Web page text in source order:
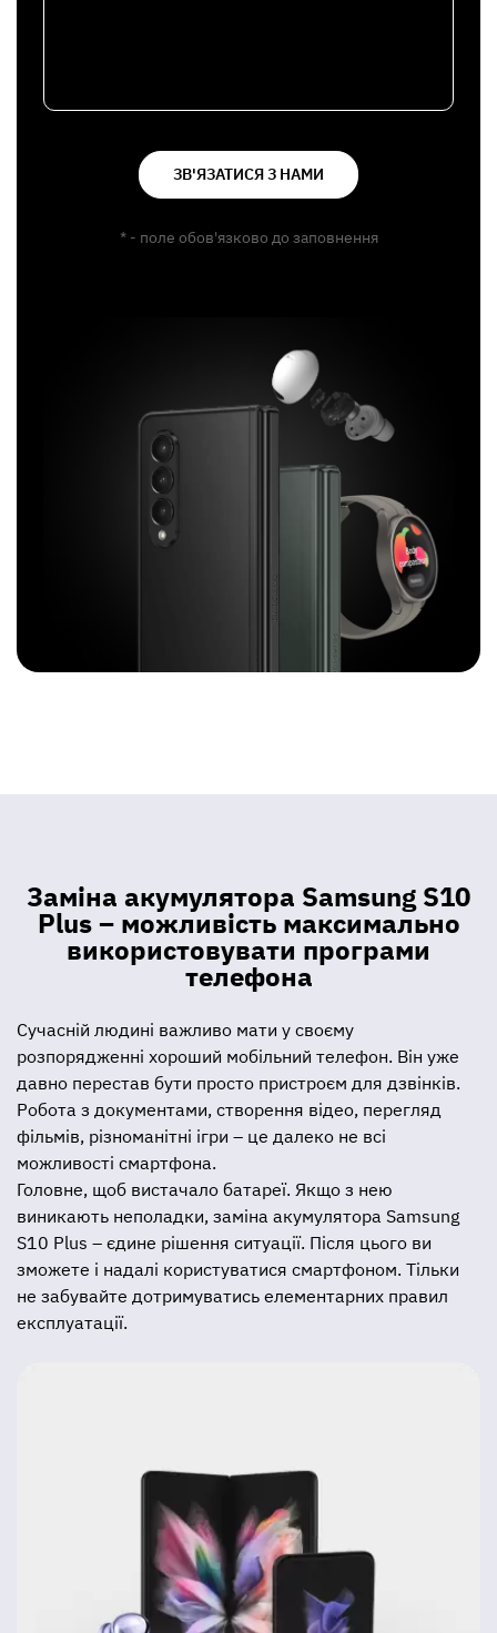
ЗВ'ЯЗАТИСЯ З НАМИ
* - поле обов'язково до заповнення
Заміна акумулятора Samsung S10
Plus – можливість максимально
використовувати програми
телефона
Сучасній людині важливо мати у своєму
розпорядженні хороший мобільний телефон. Він уже
давно перестав бути просто пристроєм для дзвінків.
Робота з документами, створення відео, перегляд
фільмів, різноманітні ігри – це далеко не всі
можливості смартфона.
Головне, щоб вистачало батареї. Якщо з нею
виникають неполадки, заміна акумулятора Samsung
S10 Plus – єдине рішення ситуації. Після цього ви
зможете і надалі користуватися смартфоном. Тільки
не забувайте дотримуватись елементарних правил
експлуатації.